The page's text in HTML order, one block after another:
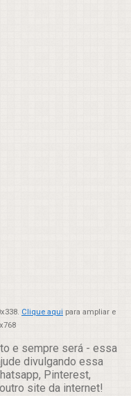
Clique aqui para ampliar e
e sempre será - essa
divulgando essa
Pinterest,
site da internet!